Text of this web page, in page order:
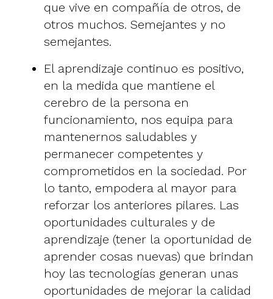
que vive en compañía de otros, de
otros muchos. Semejantes y no
semejantes.
El aprendizaje continuo es positivo,
en la medida que mantiene el
cerebro de la persona en
funcionamiento, nos equipa para
mantenernos saludables y
permanecer competentes y
comprometidos en la sociedad. Por
lo tanto, empodera al mayor para
reforzar los anteriores pilares. Las
oportunidades culturales y de
aprendizaje (tener la oportunidad de
aprender cosas nuevas) que brindan
hoy las tecnologías generan unas
oportunidades de mejorar la calidad